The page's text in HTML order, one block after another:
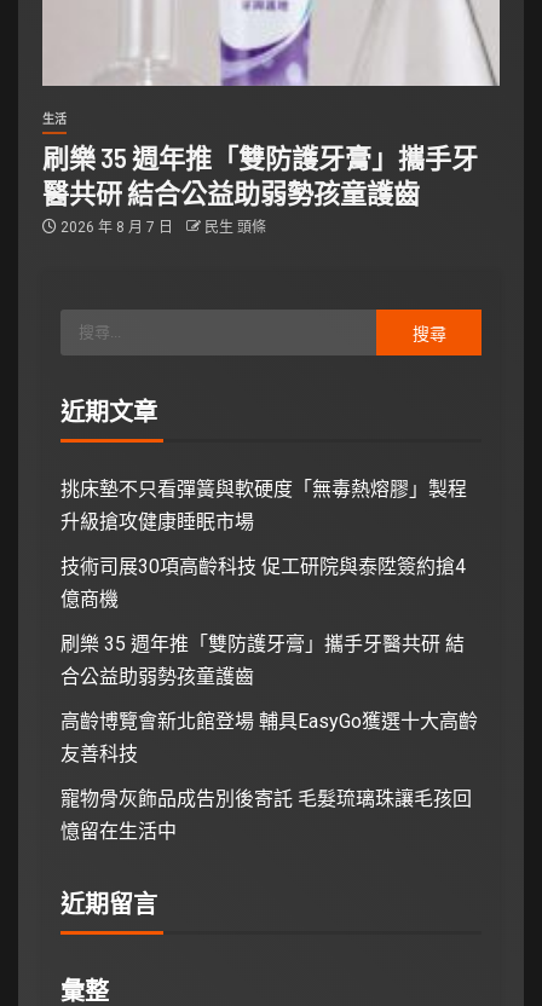
生活
刷樂 35 週年推「雙防護牙膏」攜手牙
醫共研 結合公益助弱勢孩童護齒
2026 年 8 月 7 日 民生 頭條
近期文章
挑床墊不只看彈簧與軟硬度「無毒熱熔膠」製程
升級搶攻健康睡眠市場
技術司展30項高齡科技 促工研院與泰陞簽約搶4
億商機
刷樂 35 週年推「雙防護牙膏」攜手牙醫共研 結
合公益助弱勢孩童護齒
高齡博覽會新北館登場 輔具EasyGo獲選十大高齡
友善科技
寵物骨灰飾品成告別後寄託 毛髮琉璃珠讓毛孩回
憶留在生活中
近期留言
彙整